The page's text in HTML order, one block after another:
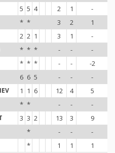
5 5 4 2 1 -
* * 3 2 1
2 2 1 3 1 -
* * * - - -
* * * - - -2
6 6 5 - - -
1 1 6 12 4 5
* * - - -
3 3 2 13 3 9
* - - -
* 1 1 1